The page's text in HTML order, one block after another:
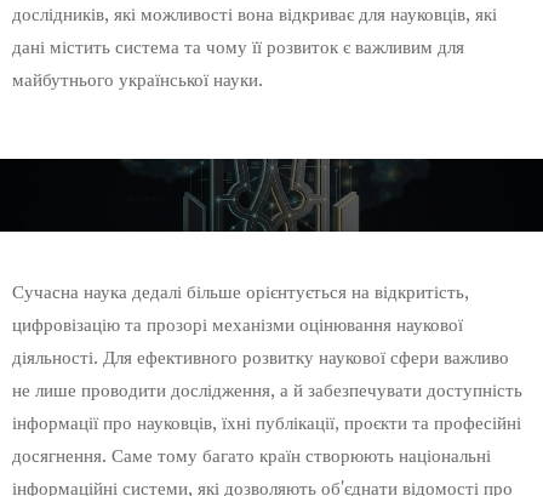
дослідників, які можливості вона відкриває для науковців, які
дані містить система та чому її розвиток є важливим для
майбутнього української науки.
Сучасна наука дедалі більше орієнтується на відкритість,
цифровізацію та прозорі механізми оцінювання наукової
діяльності. Для ефективного розвитку наукової сфери важливо
не лише проводити дослідження, а й забезпечувати доступність
інформації про науковців, їхні публікації, проєкти та професійні
досягнення. Саме тому багато країн створюють національні
інформаційні системи, які дозволяють об'єднати відомості про